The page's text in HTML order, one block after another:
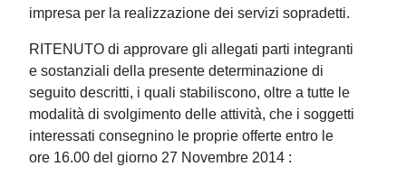
impresa per la realizzazione dei servizi sopradetti.
RITENUTO di approvare gli allegati parti integranti
e sostanziali della presente determinazione di
seguito descritti, i quali stabiliscono, oltre a tutte le
modalità di svolgimento delle attività, che i soggetti
interessati consegnino le proprie offerte entro le
ore 16.00 del giorno 27 Novembre 2014 :